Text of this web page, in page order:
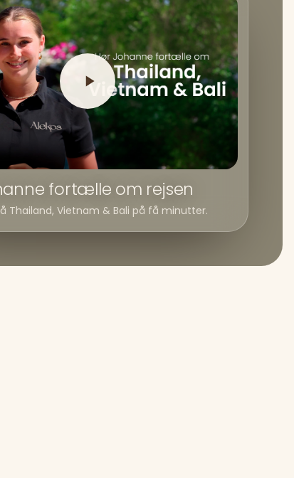
fortælle om rejsen
Thailand, Vietnam & Bali på få minutter.